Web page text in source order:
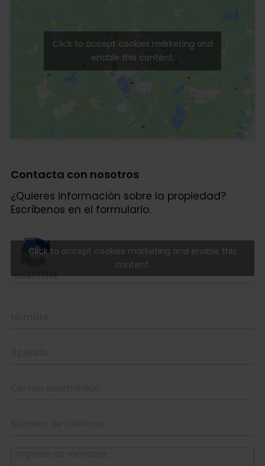
Click to accept cookies márketing and
enable this content.
Contacta con nosotros
¿Quieres información sobre la propiedad?
Escríbenos en el formulario.
Click to accept cookies márketing and enable this
content.